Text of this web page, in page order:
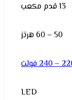
13 قدم مكعب
50 – 60 هرتز
240 فولت
LED